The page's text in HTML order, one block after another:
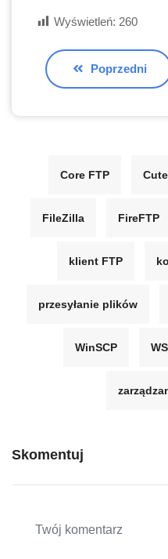
Wyświetleń: 260
Poprzedni
Core FTP
FileZilla FireFTP
klient FTP
przesyłanie plików
WinSCP
Skomentuj